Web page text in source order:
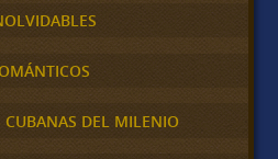
CUBANAS DEL MILENIO